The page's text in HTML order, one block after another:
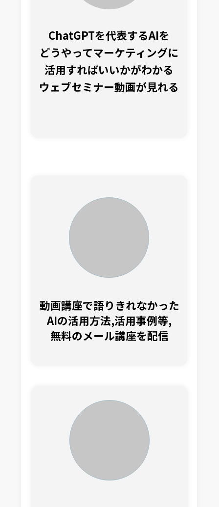
ChatGPTを代表するAIを
どうやってマーケティングに
活用すればいいかがわかる
ウェブセミナー動画が見れる
動画講座で語りきれなかった
AIの活用方法,活用事例等,
無料のメール講座を配信